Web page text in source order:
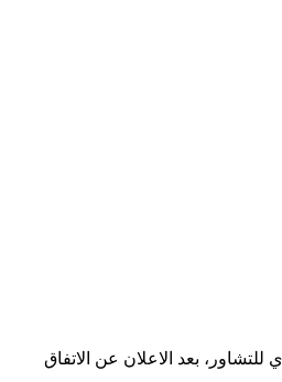
بعد الاعلان عن الاتفاق